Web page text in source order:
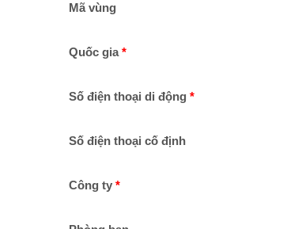
Mã vùng
Quốc gia
Số điện thoại di động
Số điện thoại cố định
Công ty